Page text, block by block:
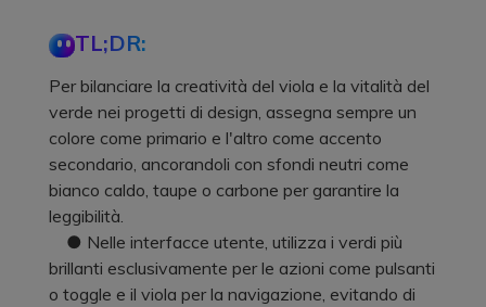
TL;DR:
Per bilanciare la creatività del viola e la vitalità del
verde nei progetti di design, assegna sempre un
colore come primario e l'altro come accento
secondario, ancorandoli con sfondi neutri come
bianco caldo, taupe o carbone per garantire la
leggibilità.
● Nelle interfacce utente, utilizza i verdi più
brillanti esclusivamente per le azioni come pulsanti
o toggle e il viola per la navigazione, evitando di